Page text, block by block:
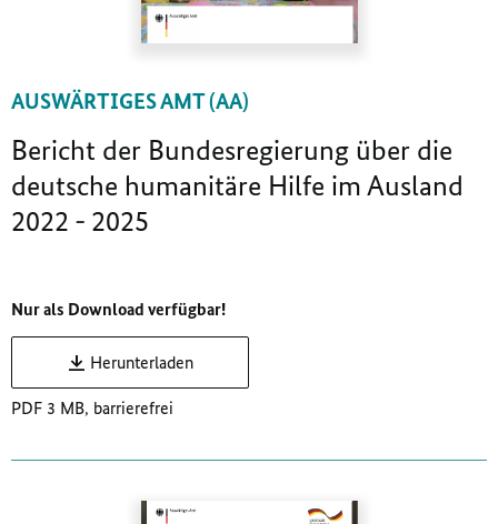
AUSWÄRTIGES AMT (AA)
Bericht der Bundesregierung über die
deutsche humanitäre Hilfe im Ausland
2022 - 2025
Nur als Download verfügbar!
Herunterladen
PDF 3 MB, barrierefrei